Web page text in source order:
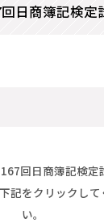
回日商簿記検
167回日商簿記検
記をクリックして
い。